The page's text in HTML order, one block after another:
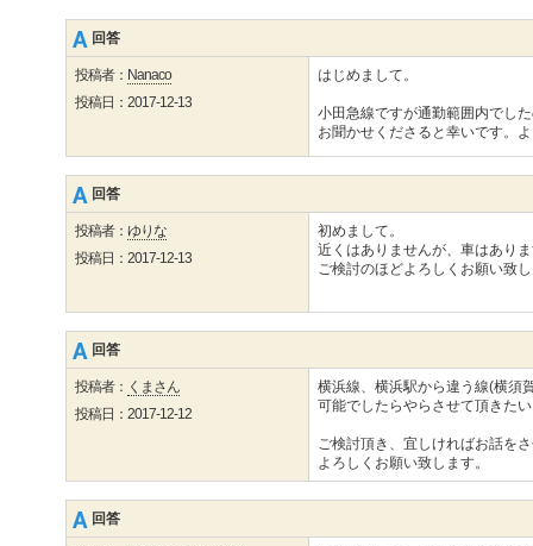
回答
投稿者： Nanaco
投稿日：2017-12-13
はじめまして。
小田急線ですが通勤範囲内でし
お聞かせくださると幸いです。
回答
投稿者： ゆりな
投稿日：2017-12-13
初めまして。
近くはありませんが、車はあり
ご検討のほどよろしくお願い致
回答
投稿者： くまさん
投稿日：2017-12-12
横浜線、横浜駅から違う線(横須
可能でしたらやらさせて頂きた
ご検討頂き、宜しければお話を
よろしくお願い致します。
回答